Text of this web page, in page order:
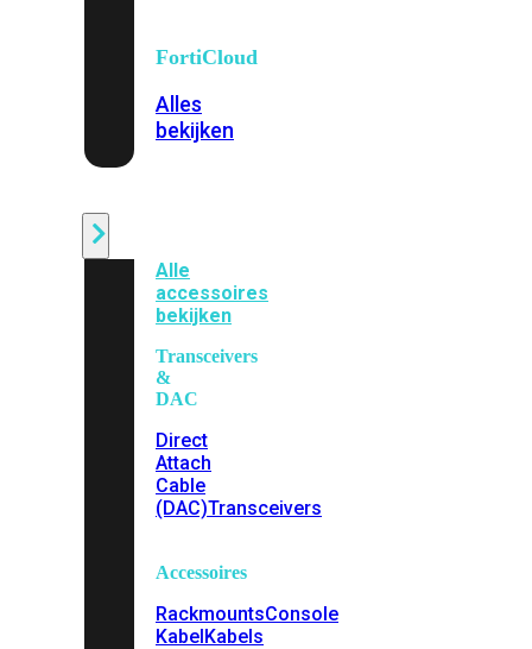
FortiCloud
Alles
bekijken
Alle
accessoires
bekijken
Transceivers
&
DAC
Direct
Attach
Cable
(DAC)Transceivers
Accessoires
RackmountsConsole
KabelKabels